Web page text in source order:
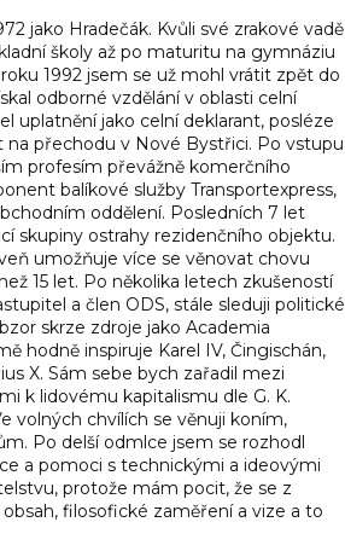
jako Hradečák. Kvůli své zrakové vadě
školy až po maturitu na gymnáziu
1992 jsem se už mohl vrátit zpět do
odborné vzdělání v oblasti celní
uplatnění jako celní deklarant, posléze
na přechodu v Nové Bystřici. Po vstupu
profesím převážně komerčního
balíkové služby Transportexpress,
oddělení. Posledních 7 let
skupiny ostrahy rezidenčního objektu.
umožňuje více se věnovat chovu
15 let. Po několika letech zkušeností
a člen ODS, stále sleduji politické
skrze zdroje jako Academia
hodně inspiruje Karel IV, Čingischán,
X. Sám sebe bych zařadil mezi
k lidovému kapitalismu dle G. K.
volných chvílích se věnuji koním,
Po delší odmlce jsem se rozhodl
a pomoci s technickými a ideovými
protože mám pocit, že se z
filosofické zaměření a vize a to